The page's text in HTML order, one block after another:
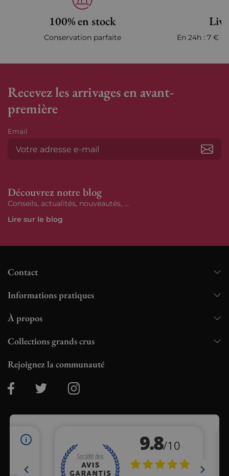
100% en stock
Conservation parfaite En 24h : 7 €
Recevez les arrivages en avant-
première
Email
Découvrez notre blog
Conseils, actualités, nouveautés, ...
Lire sur le blog
Contact
Informations pratiques
À propos
Collections grands crus
Rejoignez la communauté